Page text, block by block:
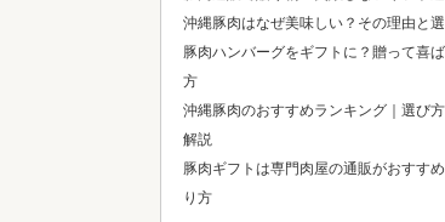
沖縄豚肉はなぜ美味しい？その理由と
豚肉ハンバーグをギフトに？贈って喜
方
沖縄豚肉のおすすめランキング｜選び
解説
豚肉ギフトは専門肉屋の通販がおすす
り方